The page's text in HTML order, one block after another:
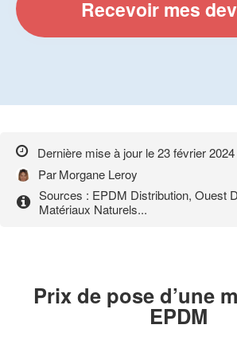
Recevoir mes
Dernière mise à jour le23 février 2024
ParMorgane Leroy
Sources : EPDM Distribution, Ouest
Matériaux Naturels...
Prix de pose d’une
EPDM